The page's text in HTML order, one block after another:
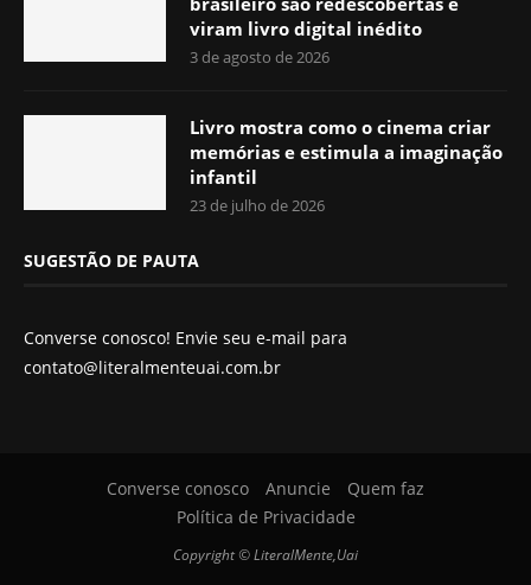
viram livro digital inédito
3 de agosto de 2026
Livro mostra como o cinema criar
memórias e estimula a imaginação
infantil
23 de julho de 2026
SUGESTÃO DE PAUTA
Converse conosco! Envie seu e-mail para
contato@literalmenteuai.com.br
Converse conosco Anuncie
Quem faz
Política de Privacidade
Copyright © LiteralMente,Uai